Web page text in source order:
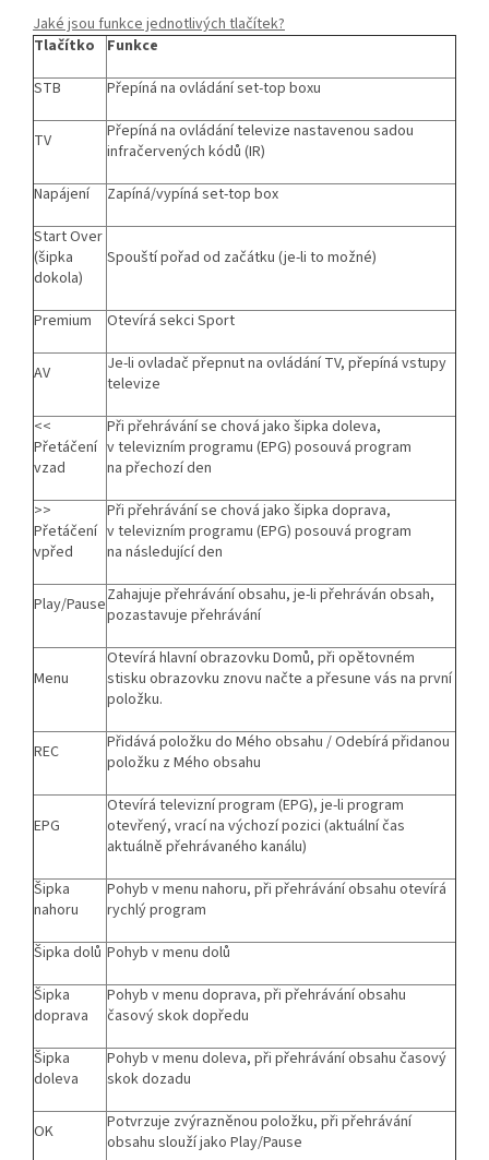
Jaké jsou funkce jednotlivých tlačítek?
Tlačítko
Funkce
STB
Přepíná na ovládání set-top boxu
TV
Přepíná na ovládání televize nastavenou sadou
infračervených kódů (IR)
Napájení
Zapíná/vypíná set-top box
Start Over
(šipka
dokola)
Spouští pořad od začátku (je-li to možné)
Premium Otevírá sekci Sport
AV
Je-li ovladač přepnut na ovládání TV, přepíná vstupy
televize
<<
Přetáčení
vzad
Při přehrávání se chová jako šipka doleva,
v televizním programu (EPG) posouvá program
na přechozí den
>>
Přetáčení
vpřed
Při přehrávání se chová jako šipka doprava,
v televizním programu (EPG) posouvá program
na následující den
Play/PauseZahajuje přehrávání obsahu, je-li přehráván obsah,
pozastavuje přehrávání
Menu
Otevírá hlavní obrazovku Domů, při opětovném
stisku obrazovku znovu načte a přesune vás na první
položku.
REC
Přidává položku do Mého obsahu / Odebírá přidanou
položku z Mého obsahu
EPG
Otevírá televizní program (EPG), je-li program
otevřený, vrací na výchozí pozici (aktuální čas
aktuálně přehrávaného kanálu)
Šipka
nahoru
Pohyb v menu nahoru, při přehrávání obsahu otevírá
rychlý program
Šipka dolů Pohyb v menu dolů
Šipka
doprava
Pohyb v menu doprava, při přehrávání obsahu
časový skok dopředu
Šipka
doleva
Pohyb v menu doleva, při přehrávání obsahu časový
skok dozadu
OK
Potvrzuje zvýrazněnou položku, při přehrávání
obsahu slouží jako Play/Pause